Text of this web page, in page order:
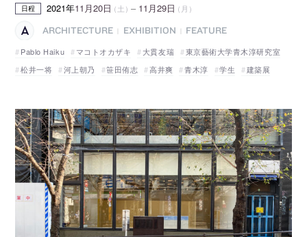
日程 2021年11月20日（土）– 11月29日（月）
ARCHITECTURE EXHIBITION
FEATURE
Pablo Haiku
マコトオカザキ 大貫友瑞
東京藝術大学青木淳研究室
松井一将
河上朝乃 笹田侑志 高井爽 青木淳 学生 建築展